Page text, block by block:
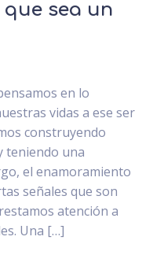
sea un
en lo
vidas a ese ser
construyendo
teniendo una
el enamoramiento
señales que son
atención a
Una […]